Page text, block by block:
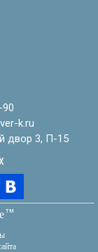
k.ru
двор 3, П-15
тм